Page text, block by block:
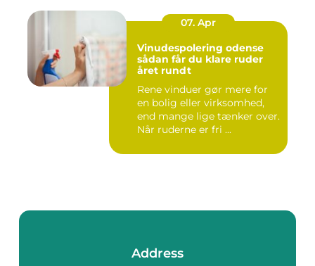
07. Apr
Vinudespolering odense
sådan får du klare ruder
året rundt
Rene vinduer gør mere for
en bolig eller virksomhed,
end mange lige tænker over.
Når ruderne er fri ...
Address